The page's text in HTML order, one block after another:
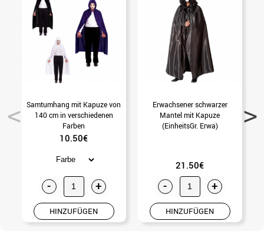
Samtumhang mit Kapuze von
140 cm in verschiedenen
Farben
10.50€
- +
HINZUFÜGEN
Erwachsener schwarzer
Mantel mit Kapuze
(EinheitsGr. Erwa)
21.50€
- +
HINZUFÜGEN